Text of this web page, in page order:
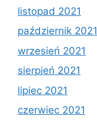
listopad 2021
październik 2021
wrzesień 2021
sierpień 2021
lipiec 2021
czerwiec 2021